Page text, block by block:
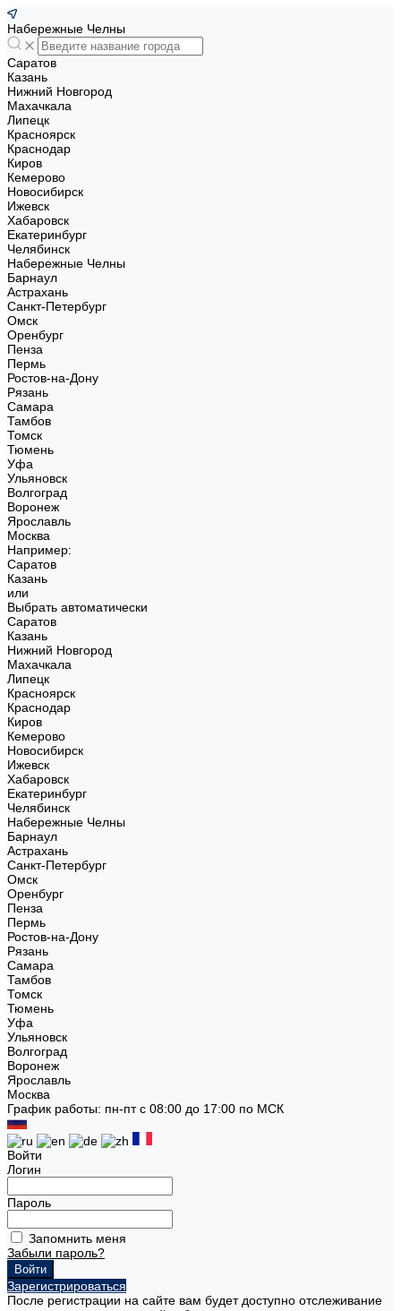
Набережные Челны
Саратов
Казань
Нижний Новгород
Махачкала
Липецк
Красноярск
Краснодар
Киров
Кемерово
Новосибирск
Ижевск
Хабаровск
Екатеринбург
Челябинск
Набережные Челны
Барнаул
Астрахань
Санкт-Петербург
Омск
Оренбург
Пенза
Пермь
Ростов-на-Дону
Рязань
Самара
Тамбов
Томск
Тюмень
Уфа
Ульяновск
Волгоград
Воронеж
Ярославль
Москва
Например:
Саратов
Казань
или
Выбрать автоматически
Саратов
Казань
Нижний Новгород
Махачкала
Липецк
Красноярск
Краснодар
Киров
Кемерово
Новосибирск
Ижевск
Хабаровск
Екатеринбург
Челябинск
Набережные Челны
Барнаул
Астрахань
Санкт-Петербург
Омск
Оренбург
Пенза
Пермь
Ростов-на-Дону
Рязань
Самара
Тамбов
Томск
Тюмень
Уфа
Ульяновск
Волгоград
Воронеж
Ярославль
Москва
График работы: пн-пт с 08:00 до 17:00 по МСК
Войти
Логин
Пароль
Запомнить меня
Забыли пароль?
Зарегистрироваться
После регистрации на сайте вам будет доступно отслеживание